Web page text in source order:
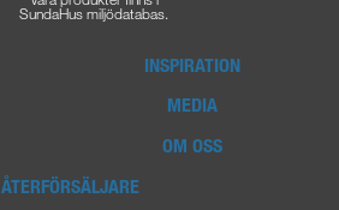
SundaHus miljödatabas.
INSPIRATION
MEDIA
OM OSS
ÅTERFÖRSÄLJARE